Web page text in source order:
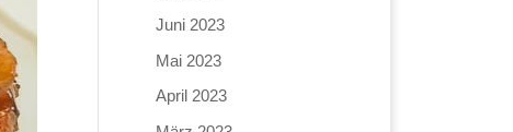
Juni 2023
Mai 2023
April 2023